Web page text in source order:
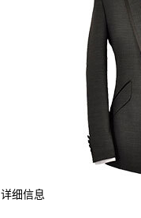
详细信息